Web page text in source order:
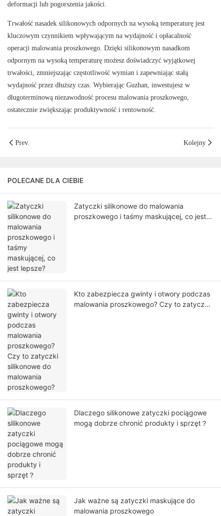
deformacji lub pogorszenia jakości.
Trwałość nasadek silikonowych odpornych na wysoką temperaturę jest
kluczowym czynnikiem wpływającym na wydajność i opłacalność
operacji malowania proszkowego. Dzięki silikonowym nasadkom
odpornym na wysoką temperaturę możesz doświadczyć wyjątkowej
trwałości, zmniejszając częstotliwość wymian i zapewniając stałą
wydajność przez dłuższy czas. Wybierając Guzhan, inwestujesz w
długoterminową niezawodność procesu malowania proszkowego,
ostatecznie zwiększając produktywność i rentowność.
Prev. Kolejny
POLECANE DLA CIEBIE
Zatyczki silikonowe do malowania
proszkowego i taśmy maskującej, co jest
Kto zabezpiecza gwinty i otwory podczas
malowania proszkowego? Czy to zatyczki
Dlaczego silikonowe zatyczki pociągowe
mogą dobrze chronić produkty i sprzęt？
Jak ważne są zatyczki maskujące do
malowania proszkowego